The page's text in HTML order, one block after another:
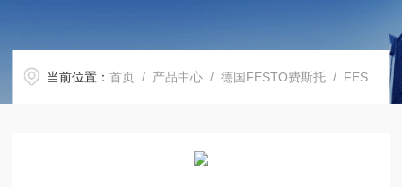
当前位置：首页 / 产品中心 /德国FESTO费斯托 / FESTO电磁阀